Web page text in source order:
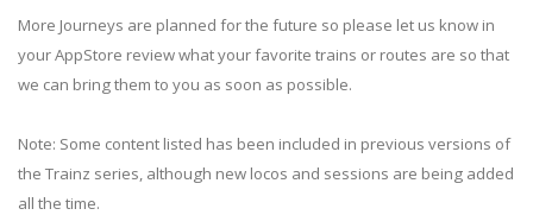
More Journeys are planned for the future so please let us know in
your AppStore review what your favorite trains or routes are so that
we can bring them to you as soon as possible.
Note: Some content listed has been included in previous versions of
the Trainz series, although new locos and sessions are being added
all the time.